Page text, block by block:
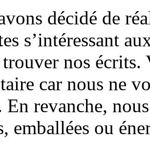
décidé de
s’intéressant
nos écrits.
car nous ne
En revanche,
emballées ou